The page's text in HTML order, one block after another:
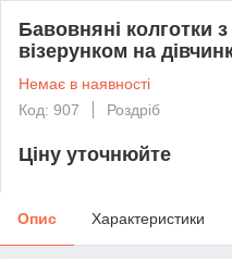
Бавовняні колготки
візерунком на
Немає в наявності
Код: 907
Роздріб
Ціну уточнюйте
Опис Характеристики